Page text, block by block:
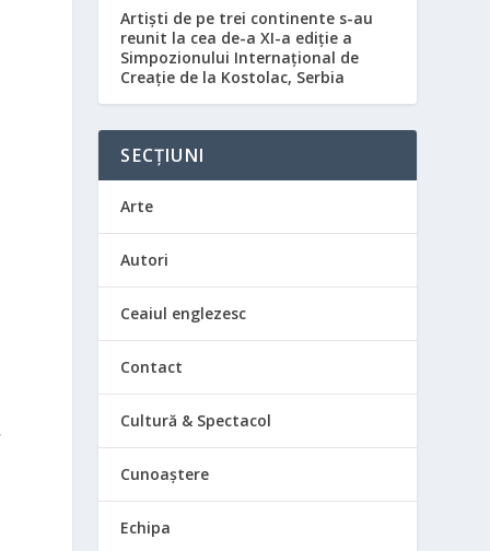
Artiști de pe trei continente s-au
reunit la cea de-a XI-a ediție a
Simpozionului Internațional de
Creație de la Kostolac, Serbia
SECȚIUNI
Arte
Autori
Ceaiul englezesc
Contact
Cultură & Spectacol
Cunoaștere
Echipa